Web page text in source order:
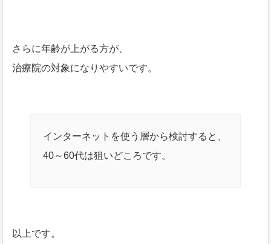
さらに年齢が上がる方が、
治療院の対象になりやすいです。
インターネットを使う層から検討すると、
40～60代は狙いどころです。
以上です。